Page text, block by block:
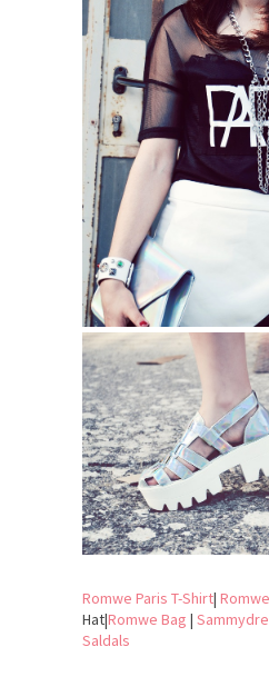
Romwe Paris T-Shirt|
Hat|Romwe Bag |
Saldals